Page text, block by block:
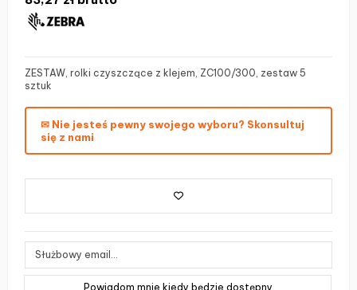
ZESTAW, rolki czyszczące z klejem, ZC100/300, zestaw 5
sztuk
✉ Nie jesteś pewny swojego wyboru? Skonsultuj
się z nami